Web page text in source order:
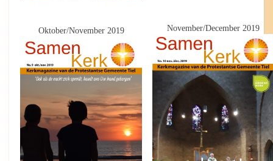
Oktober/November 2019 November/December 2019